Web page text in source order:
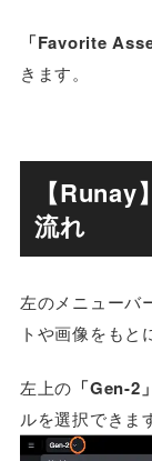
「Favorite
きます。
【
流れ
左のメニューバ
トや画像をもと
左上の 「Gen-2」
ルを選択できま